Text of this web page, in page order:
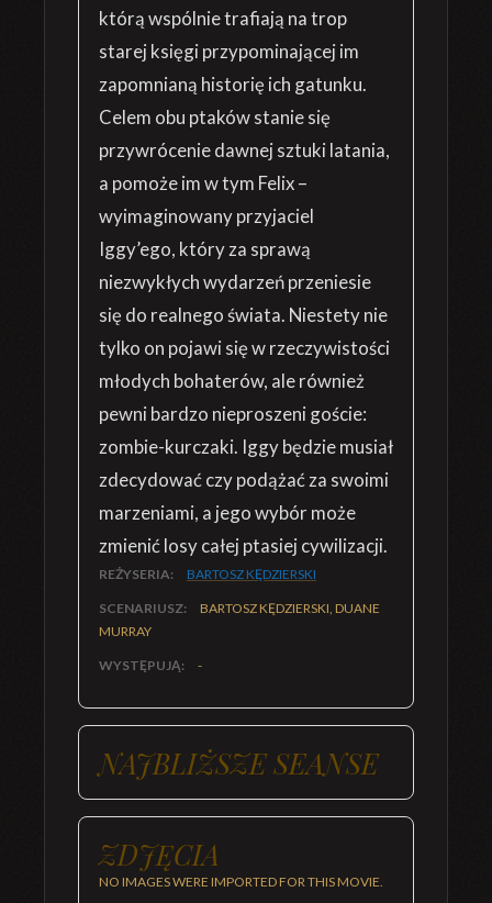
którą wspólnie trafiają na trop
starej księgi przypominającej im
zapomnianą historię ich gatunku.
Celem obu ptaków stanie się
przywrócenie dawnej sztuki latania,
a pomoże im w tym Felix –
wyimaginowany przyjaciel
Iggy’ego, który za sprawą
niezwykłych wydarzeń przeniesie
się do realnego świata. Niestety nie
tylko on pojawi się w rzeczywistości
młodych bohaterów, ale również
pewni bardzo nieproszeni goście:
zombie-kurczaki. Iggy będzie musiał
zdecydować czy podążać za swoimi
marzeniami, a jego wybór może
zmienić losy całej ptasiej cywilizacji.
REŻYSERIA: BARTOSZ KĘDZIERSKI
SCENARIUSZ:
BARTOSZ KĘDZIERSKI, DUANE
MURRAY
WYSTĘPUJĄ: -
NAJBLIŻSZE SEANSE
ZDJĘCIA
NO IMAGES WERE IMPORTED FOR THIS MOVIE.